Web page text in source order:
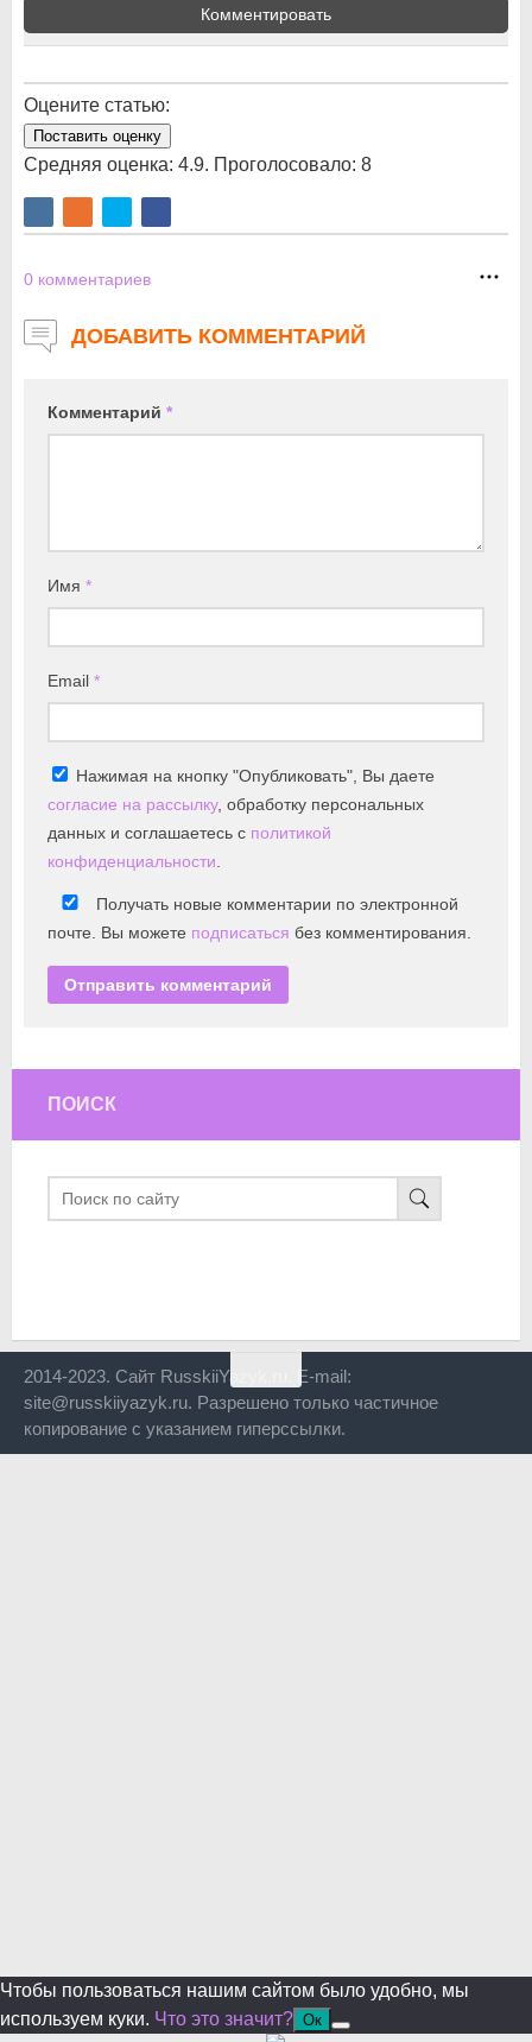
Комментировать
Оцените статью:
Поставить оценку
Средняя оценка: 4.9. Проголосовало: 8
0 комментариев
ДОБАВИТЬ КОММЕНТАРИЙ
Комментарий *
Имя *
Email *
Нажимая на кнопку "Опубликовать", Вы даете
согласие на рассылку, обработку персональных
данных и соглашаетесь с политикой
конфиденциальности
Получать новые комментарии по электронной
почте. Вы можете подписаться без комментирования.
ПОИСК
2014-2023. Сайт RusskiiYazyk.ru. E-mail:
site@russkiiyazyk.ru. Разрешено только частичное
копирование с указанием гиперссылки.
Чтобы пользоваться нашим сайтом было удобно, мы
используем куки. Что это значит? Ок